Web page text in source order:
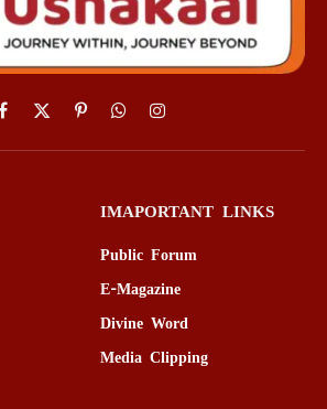
Facebook
X
(Twitter)
PinterestWhatsAppInstagram
IMAPORTANT LINKS
Public Forum
E-Magazine
Divine Word
Media Clipping